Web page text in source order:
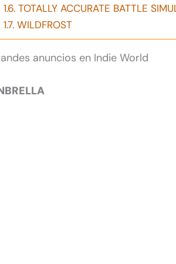
1.6.TOTALLY ACCURATE BATTLE
1.7.WILDFROST
anuncios en Indie World